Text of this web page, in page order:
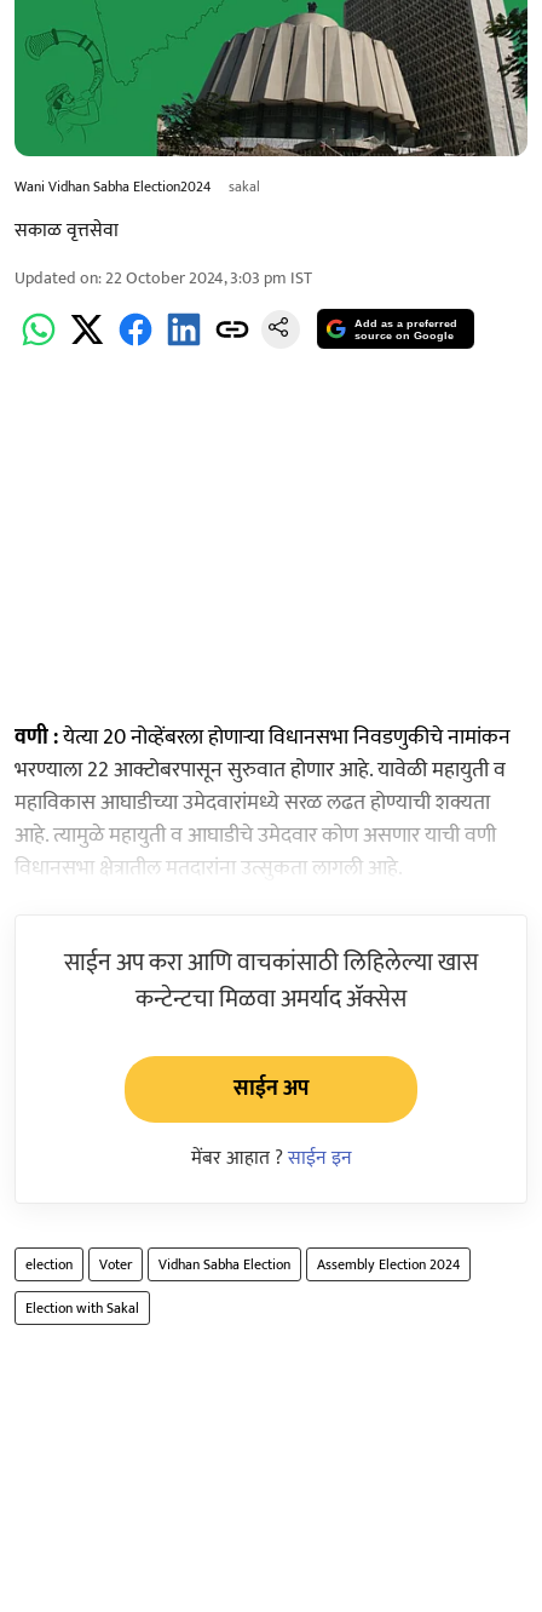
Wani Vidhan Sabha Election2024 sakal
सकाळ वृत्तसेवा
Updated on:22 October 2024, 3:03 pm IST
Add as a preferred
source on Google
वणी :येत्या 20 नोव्हेंबरला होणार्‍या विधानसभा निवडणुकीचे नामांकन
भरण्याला 22 आक्टोबरपासून सुरुवात होणार आहे. यावेळी महायुती व
महाविकास आघाडीच्या उमेदवारांमध्ये सरळ लढत होण्याची शक्यता
आहे. त्यामुळे महायुती व आघाडीचे उमेदवार कोण असणार याची वणी
विधानसभा क्षेत्रातील मतदारांना उत्सुकता लागली आहे.
साईन अप करा आणि वाचकांसाठी लिहिलेल्या खास
कन्टेन्टचा मिळवा अमर्याद ॲक्सेस
साईन अप
मेंबर आहात ?साईन इन
election Voter Vidhan Sabha Election
Assembly Election 2024
Election with Sakal